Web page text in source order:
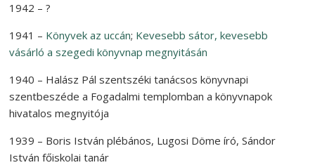
1942 – ?
1941 – Könyvek az uccán; Kevesebb sátor, kevesebb
vásárló a szegedi könyvnap megnyitásán
1940 – Halász Pál szentszéki tanácsos könyvnapi
szentbeszéde a Fogadalmi templomban a könyvnapok
hivatalos megnyitója
1939 – Boris István plébános, Lugosi Döme író, Sándor
István főiskolai tanár